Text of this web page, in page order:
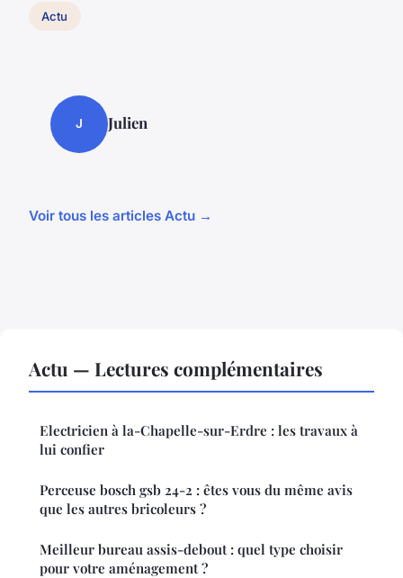
Actu
J Julien
Voir tous les articles Actu →
Actu — Lectures complémentaires
Electricien à la-Chapelle-sur-Erdre : les travaux à
lui confier
Perceuse bosch gsb 24-2 : êtes vous du même avis
que les autres bricoleurs ?
Meilleur bureau assis-debout : quel type choisir
pour votre aménagement ?